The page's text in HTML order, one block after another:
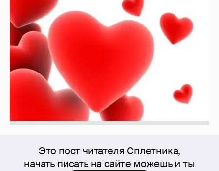
Это пост читателя Сплетника,
начать писать на сайте можешь и ты